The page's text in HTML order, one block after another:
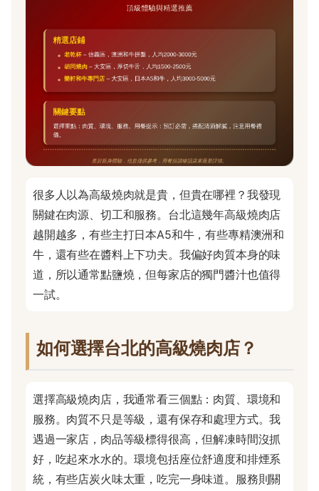
很多人以為高級燒肉就是貴，但貴在哪裡？我發現
關鍵在肉源、切工和服務。台北這幾年高級燒肉店
越開越多，有些主打日本A5和牛，有些專精澳洲和
牛，還有些在醬料上下功夫。我偏好肉質本身的味
道，所以通常點鹽燒，但每家店的獨門醬汁也值得
一試。
如何選擇台北的高級燒肉店？
選擇高級燒肉店，我通常看三個點：肉質、環境和
服務。肉質不只是等級，還有保存和處理方式。我
遇過一家店，肉品等級標得很高，但解凍時間沒抓
好，吃起來水水的。環境包括座位舒適度和排煙系
統，有些店炭火味太重，吃完一身味道。服務則關